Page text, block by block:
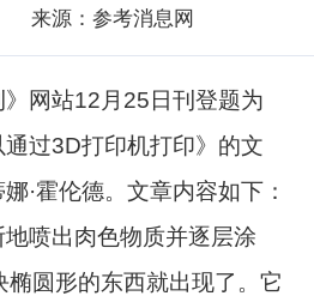
来源：参考消息网
网站12月25日刊登题为
通过3D打印机打印》的文
·霍伦德。文章内容如下：
喷出肉色物质并逐层涂
圆形的东西就出现了。它